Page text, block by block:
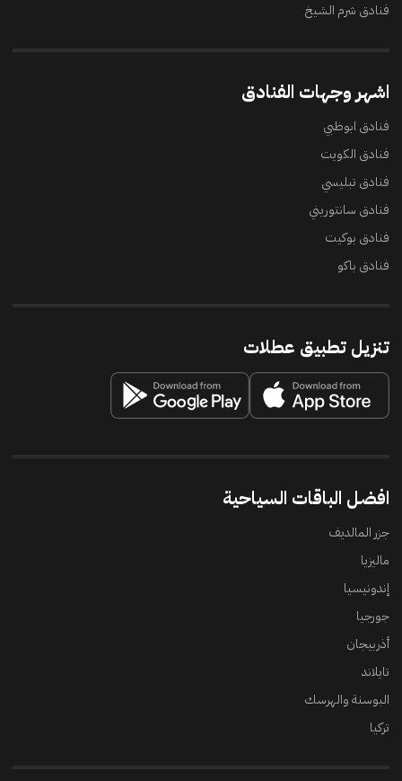
فنادق شرم الشيخ
اشهر وجهات الفنادق
فنادق ابوظبي
فنادق الكويت
فنادق تبليسي
فنادق سانتوريني
فنادق بوكيت
فنادق باكو
تنزيل تطبيق عطلات
افضل الباقات السياحية
جزر المالديف
ماليزيا
إندونيسيا
جورجيا
أذربيجان
تايلاند
البوسنة والهرسك
تركيا